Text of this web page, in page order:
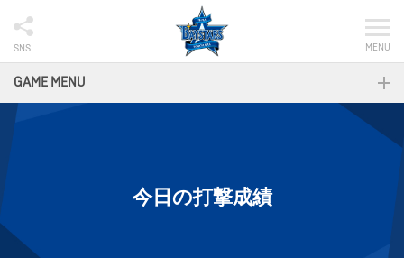
SNS MENU
GAME MENU
今日の打撃成績